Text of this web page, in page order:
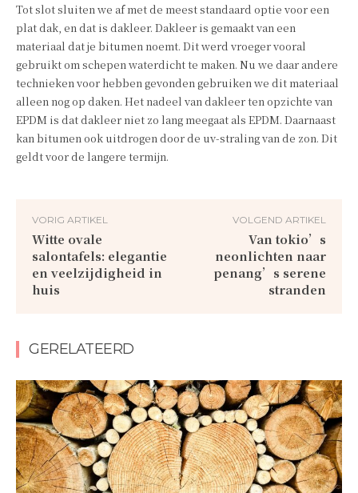
Tot slot sluiten we af met de meest standaard optie voor een
plat dak, en dat is dakleer. Dakleer is gemaakt van een
materiaal dat je bitumen noemt. Dit werd vroeger vooral
gebruikt om schepen waterdicht te maken. Nu we daar andere
technieken voor hebben gevonden gebruiken we dit materiaal
alleen nog op daken. Het nadeel van dakleer ten opzichte van
EPDM is dat dakleer niet zo lang meegaat als EPDM. Daarnaast
kan bitumen ook uitdrogen door de uv-straling van de zon. Dit
geldt voor de langere termijn.
VORIG ARTIKEL
Witte ovale
salontafels: elegantie
en veelzijdigheid in
huis
VOLGEND ARTIKEL
Van tokio’s
neonlichten naar
penang’s serene
stranden
GERELATEERD